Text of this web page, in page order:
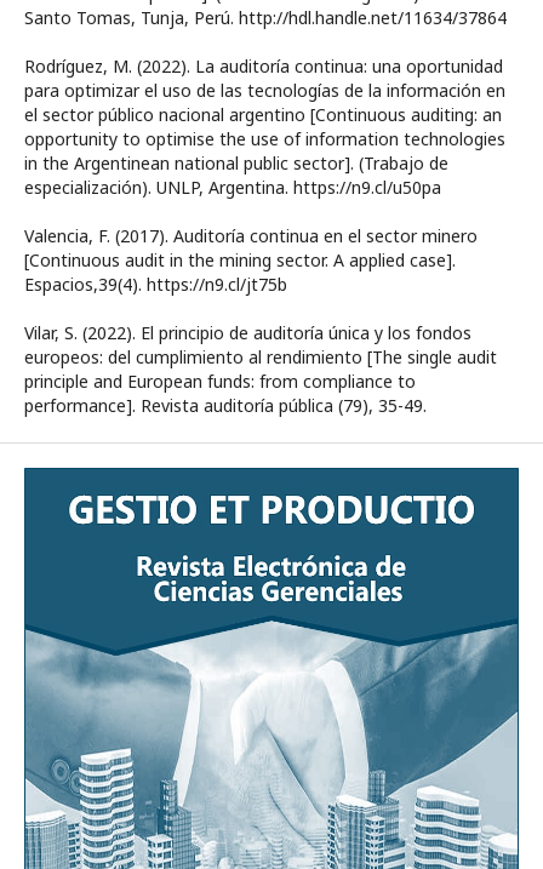
Santo Tomas, Tunja, Perú. http://hdl.handle.net/11634/37864
Rodríguez, M. (2022). La auditoría continua: una oportunidad
para optimizar el uso de las tecnologías de la información en
el sector público nacional argentino [Continuous auditing: an
opportunity to optimise the use of information technologies
in the Argentinean national public sector]. (Trabajo de
especialización). UNLP, Argentina. https://n9.cl/u50pa
Valencia, F. (2017). Auditoría continua en el sector minero
[Continuous audit in the mining sector. A applied case].
Espacios,39(4). https://n9.cl/jt75b
Vilar, S. (2022). El principio de auditoría única y los fondos
europeos: del cumplimiento al rendimiento [The single audit
principle and European funds: from compliance to
performance]. Revista auditoría pública (79), 35-49.